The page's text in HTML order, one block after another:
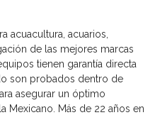
acuacultura, acuarios,
de las mejores marcas
tienen garantía directa
son probados dentro de
asegurar un óptimo
Mexicano. Más de 22 años en